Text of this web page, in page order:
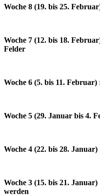
Woche 8 (19. bis 25.
Woche 7 (12. bis 18.
Felder
Woche 6 (5. bis 11. Februar)
Woche 5 (29. Januar bis 4.
Woche 4 (22. bis 28.
Woche 3 (15. bis 21.
werden